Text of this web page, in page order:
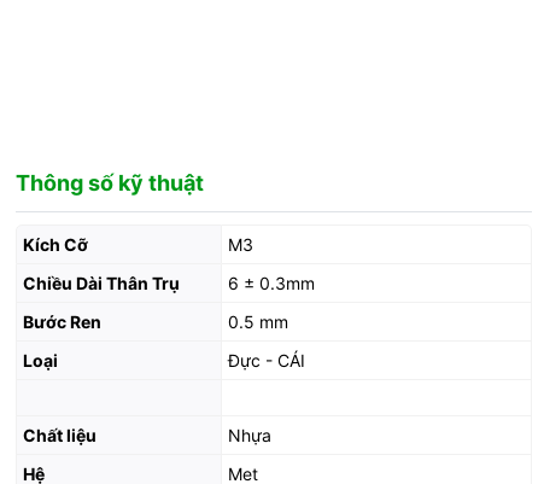
Thông số kỹ thuật
Kích Cỡ
M3
Chiều Dài Thân Trụ
6 ± 0.3mm
Bước Ren
0.5 mm
Loại
Đực - CÁI
Chất liệu
Nhựa
Hệ
Met